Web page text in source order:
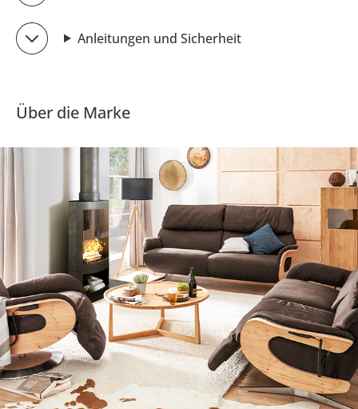
Anleitungen und Sicherheit
Über die Marke